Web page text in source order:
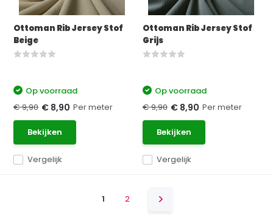
Ottoman Rib Jersey Stof
Beige
Vergelijk
Op voorraad
€ 9,90 € 8,90 Per meter
Bekijken
Ottoman Rib Jersey Stof
Grijs
Vergelijk
Op voorraad
€ 9,90 € 8,90 Per meter
Bekijken
1 2